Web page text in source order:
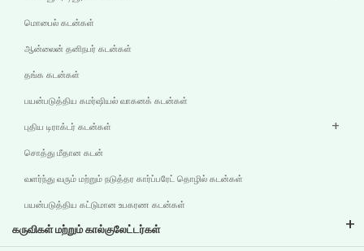
மொபைல் கடன்கள்
ஆன்லைன் தனிநபர் கடன்கள்
தங்க கடன்கள்
பயன்படுத்திய கமர்ஷியல் வாகனக் கடன்கள்
புதிய டிராக்டர் கடன்கள்
சொத்து மீதான கடன்
வளர்ந்து வரும் மற்றும் நடுத்தர கார்ப்பரேட் தொழில் கடன்கள்
பயன்படுத்திய கட்டுமான உபகரண கடன்கள்
கருவிகள் மற்றும் கால்குலேட்டர்கள்